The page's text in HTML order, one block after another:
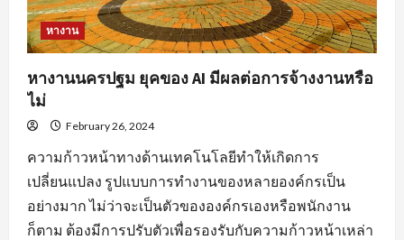
หางาน
หางานนครปฐม ยุคของ AI มีผลต่อการจ้างงานหรือ
ไม่
February 26, 2024
ความก้าวหน้าทางด้านเทคโนโลยีทำให้เกิดการ
เปลี่ยนแปลง รูปแบบการทำงานของหลายองค์กรเป็น
อย่างมาก ไม่ว่าจะเป็นตัวขององค์กรเองหรือพนักงาน
ก็ตาม ต้องมีการปรับตัวเพื่อรองรับกับความก้าวหน้าเหล่า